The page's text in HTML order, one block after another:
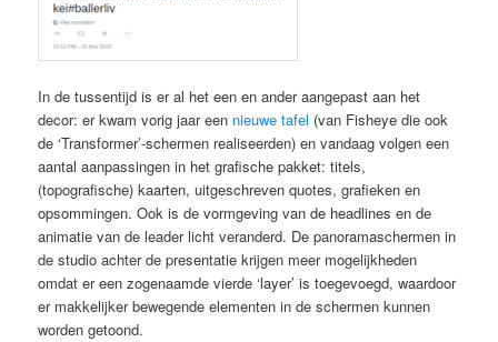
In de tussentijd is er al het een en ander aangepast aan het
decor: er kwam vorig jaar een nieuwe tafel (van Fisheye die ook
de ‘Transformer’-schermen realiseerden) en vandaag volgen een
aantal aanpassingen in het grafische pakket: titels,
(topografische) kaarten, uitgeschreven quotes, grafieken en
opsommingen. Ook is de vormgeving van de headlines en de
animatie van de leader licht veranderd. De panoramaschermen in
de studio achter de presentatie krijgen meer mogelijkheden
omdat er een zogenaamde vierde ‘layer’ is toegevoegd, waardoor
er makkelijker bewegende elementen in de schermen kunnen
worden getoond.